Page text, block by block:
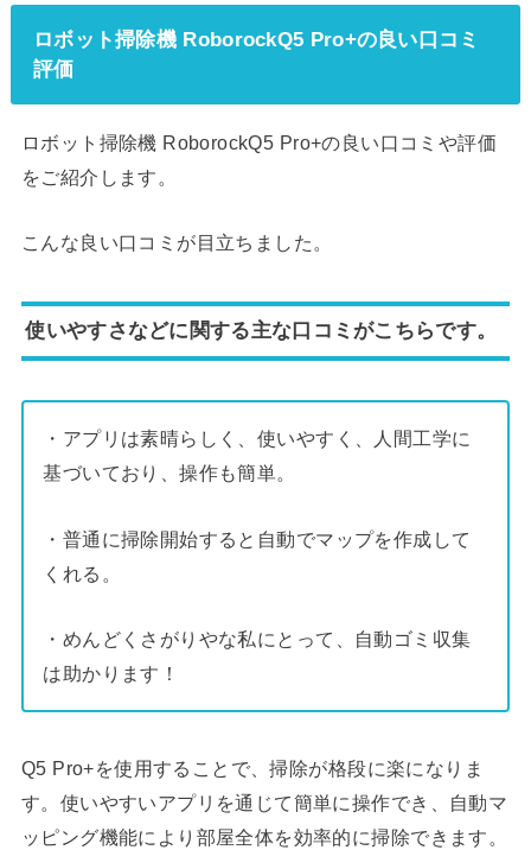
ロボット掃除機 RoborockQ5 Pro+の良い口コミ
評価
ロボット掃除機 RoborockQ5 Pro+の良い口コミや評価
をご紹介します。
こんな良い口コミが目立ちました。
使いやすさなどに関する主な口コミがこちらです。
・アプリは素晴らしく、使いやすく、人間工学に
基づいており、操作も簡単。
・普通に掃除開始すると自動でマップを作成して
くれる。
・めんどくさがりやな私にとって、自動ゴミ収集
は助かります！
Q5 Pro+を使用することで、掃除が格段に楽になりま
す。使いやすいアプリを通じて簡単に操作でき、自動マ
ッピング機能により部屋全体を効率的に掃除できます。